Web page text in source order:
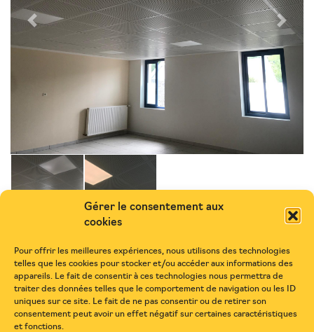
Gérer le consentement aux
cookies
Pour offrir les meilleures expériences, nous utilisons des technologies
telles que les cookies pour stocker et/ou accéder aux informations des
appareils. Le fait de consentir à ces technologies nous permettra de
traiter des données telles que le comportement de navigation ou les ID
uniques sur ce site. Le fait de ne pas consentir ou de retirer son
consentement peut avoir un effet négatif sur certaines caractéristiques
et fonctions.
Previous Next
Cantine de Limeray : rénovation
et isolation